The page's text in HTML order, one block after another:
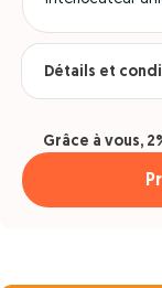
Détails et
Grâce à vous,